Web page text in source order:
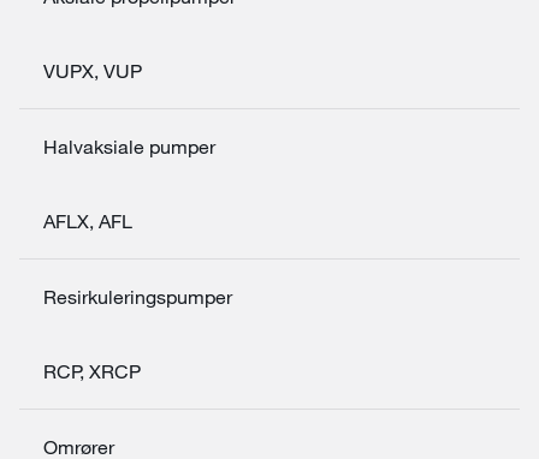
VUPX, VUP
Halvaksiale pumper
AFLX, AFL
Resirkuleringspumper
RCP, XRCP
Omrører